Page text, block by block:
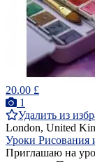
20.00 £
1
Удалить из
London, United
Уроки
Приглашаю на